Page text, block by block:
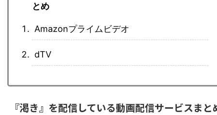
とめ
Amazonプライムビデオ
dTV
『渇き』を配信している動画配信サービスまと